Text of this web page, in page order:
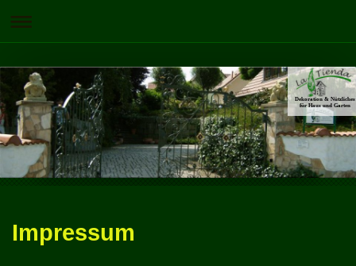
Dekoration & Nützliches
für Haus und Garten
Impressum